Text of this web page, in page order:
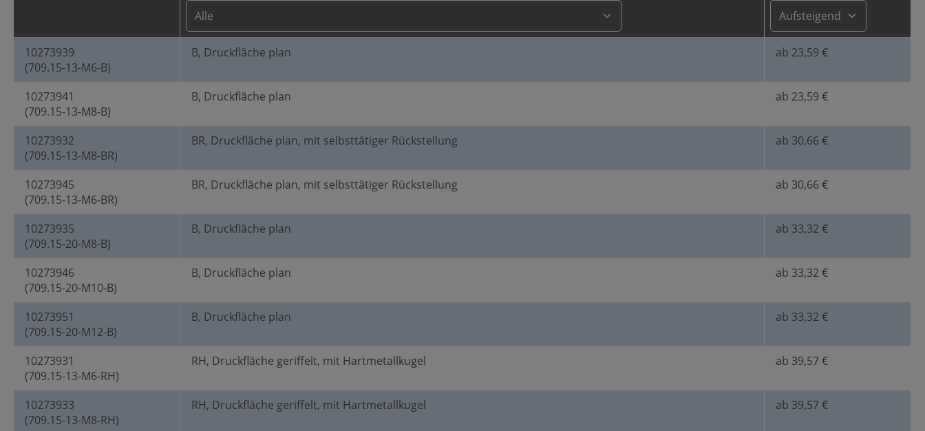
10273939
(709.15-13-M6-B)
B, Druckfläche plan ab 23,59 €
10273941
(709.15-13-M8-B)
B, Druckfläche plan ab 23,59 €
10273932
(709.15-13-M8-BR)
BR, Druckfläche plan, mit selbsttätiger Rückstellung ab 30,66 €
10273945
(709.15-13-M6-BR)
BR, Druckfläche plan, mit selbsttätiger Rückstellung ab 30,66 €
10273935
(709.15-20-M8-B)
B, Druckfläche plan ab 33,32 €
10273946
(709.15-20-M10-B)
B, Druckfläche plan ab 33,32 €
10273951
(709.15-20-M12-B)
B, Druckfläche plan ab 33,32 €
10273931
(709.15-13-M6-RH)
RH, Druckfläche geriffelt, mit Hartmetallkugel ab 39,57 €
10273933
(709.15-13-M8-RH)
RH, Druckfläche geriffelt, mit Hartmetallkugel ab 39,57 €